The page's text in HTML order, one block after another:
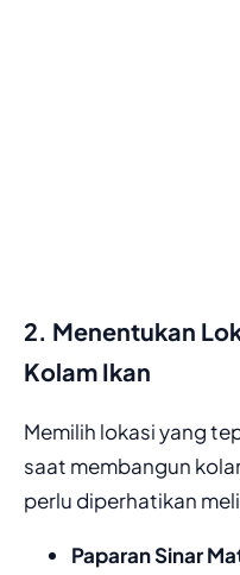
2. Menentukan
Kolam Ikan
Memilih lokasi yang
saat membangun
perlu diperhatikan
Paparan Sinar